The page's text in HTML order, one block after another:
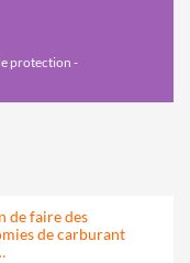
protection -
de faire des
de carburant